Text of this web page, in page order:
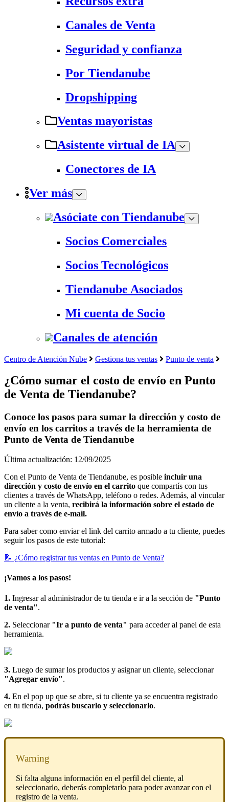
Canales de Venta
Seguridad y confianza
Por Tiendanube
Dropshipping
Ventas mayoristas
Asistente virtual de IA
Conectores de IA
Ver más
Asóciate con Tiendanube
Socios Comerciales
Socios Tecnológicos
Tiendanube Asociados
Mi cuenta de Socio
Canales de atención
Centro de Atención Nube Gestiona tus ventas Punto de venta
¿Cómo sumar el costo de envío en Punto
de Venta de Tiendanube?
Conoce los pasos para sumar la dirección y costo de
envío en los carritos a través de la herramienta de
Punto de Venta de Tiendanube
Última actualización: 12/09/2025
Con el Punto de Venta de Tiendanube, es posible incluir una
dirección y costo de envío en el carrito que compartís con tus
clientes a través de WhatsApp, teléfono o redes. Además, al vincular
un cliente a la venta, recibirá la información sobre el estado de
envío a través de e-mail.
Para saber como enviar el link del carrito armado a tu cliente, puedes
seguir los pasos de este tutorial:
📝 ¿Cómo registrar tus ventas en Punto de Venta?
¡Vamos a los pasos!
1. Ingresar al administrador de tu tienda e ir a la sección de "Punto
de venta".
2. Seleccionar "Ir a punto de venta" para acceder al panel de esta
herramienta.
3. Luego de sumar los productos y asignar un cliente, seleccionar
"Agregar envío".
4. En el pop up que se abre, si tu cliente ya se encuentra registrado
en tu tienda, podrás buscarlo y seleccionarlo.
Warning
Si falta alguna información en el perfil del cliente, al
seleccionarlo, deberás completarlo para poder avanzar con el
registro de la venta.